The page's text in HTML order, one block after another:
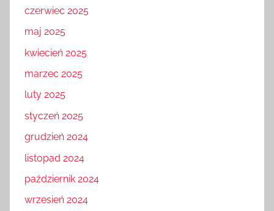
czerwiec 2025
maj 2025
kwiecień 2025
marzec 2025
luty 2025
styczeń 2025
grudzień 2024
listopad 2024
październik 2024
wrzesień 2024